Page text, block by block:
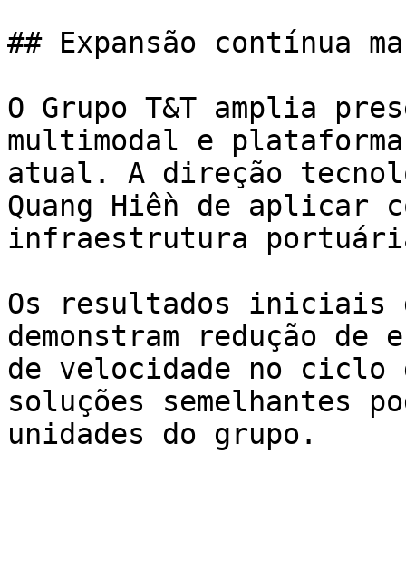
## Expansão contínua
O Grupo T&T amplia
multimodal e
atual. A direção
Quang Hiền de aplicar
infraestrutura
Os resultados iniciais
demonstram redução
de velocidade no ciclo
soluções semelhantes
unidades do grupo.